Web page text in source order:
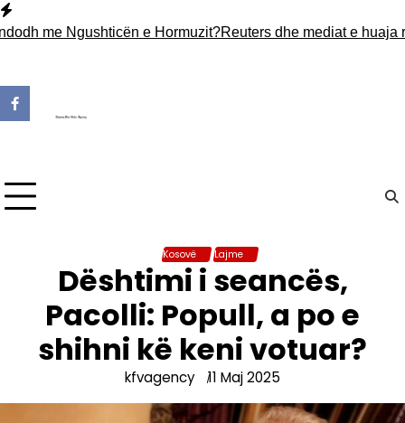
Skip
tome Ngushticën e Hormuzit?Reuters dhe mediat e huaja
Kosovë Lajme
Dështimi i seancës,
Pacolli: Popull, a po e
shihni kë keni votuar?
kfvagency 11 Maj 2025